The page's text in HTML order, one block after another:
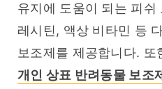
유지에 도움이 되는 피쉬
레시틴, 액상 비타민 등
보조제를 제공합니다.
개인 상표 반려동물 보조